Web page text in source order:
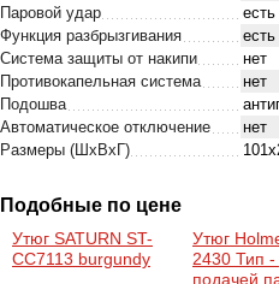
Паровой удар
есть
Функция разбрызгивания
есть
Система защиты от накипи
нет
Противокапельная система
нет
Подошва
Автоматическое отключение
нет
Размеры (ШхВхГ)
Подобные по цене
Утюг SATURN ST-
CC7113 burgundy
Утюг
2430 Тип -
подачей